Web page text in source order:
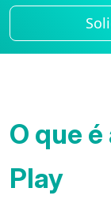
O que
Play